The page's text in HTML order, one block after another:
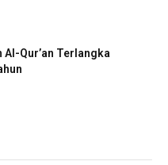
Qur’an Terlangka